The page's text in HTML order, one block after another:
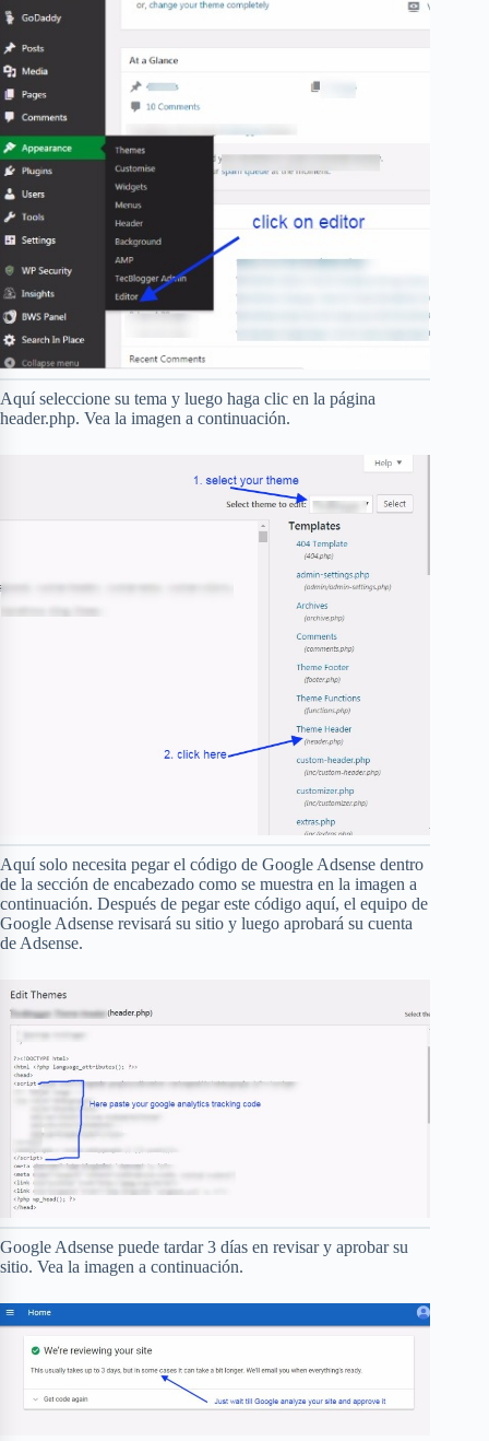
Aquí seleccione su tema y luego haga clic en la página
header.php. Vea la imagen a continuación.
Aquí solo necesita pegar el código de Google Adsense dentro
de la sección de encabezado como se muestra en la imagen a
continuación. Después de pegar este código aquí, el equipo de
Google Adsense revisará su sitio y luego aprobará su cuenta
de Adsense.
Google Adsense puede tardar 3 días en revisar y aprobar su
sitio. Vea la imagen a continuación.